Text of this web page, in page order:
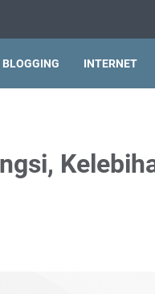
BLOGGING INTERNET